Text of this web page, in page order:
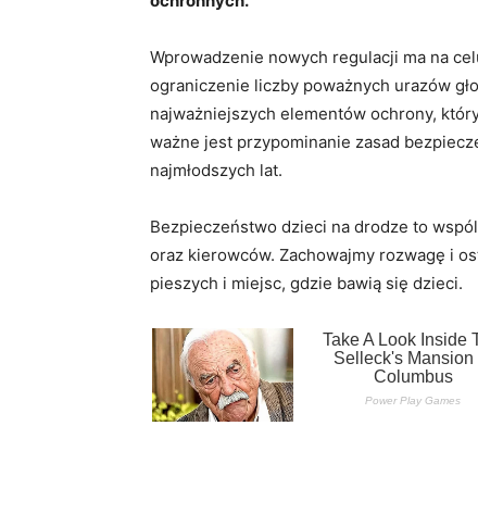
Wprowadzenie nowych regulacji ma na
ograniczenie liczby poważnych urazów
najważniejszych elementów ochrony,
ważne jest przypominanie zasad
najmłodszych lat.
Bezpieczeństwo dzieci na drodze to
oraz kierowców. Zachowajmy rozwagę i
pieszych i miejsc, gdzie bawią się dzieci.